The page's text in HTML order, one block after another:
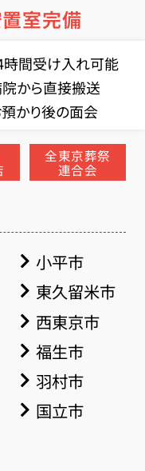
室完備
時間受け入れ可能
から直接搬送
かり後の面会
全東京葬祭
連合会
小平市
東久留米市
西東京市
福生市
羽村市
国立市